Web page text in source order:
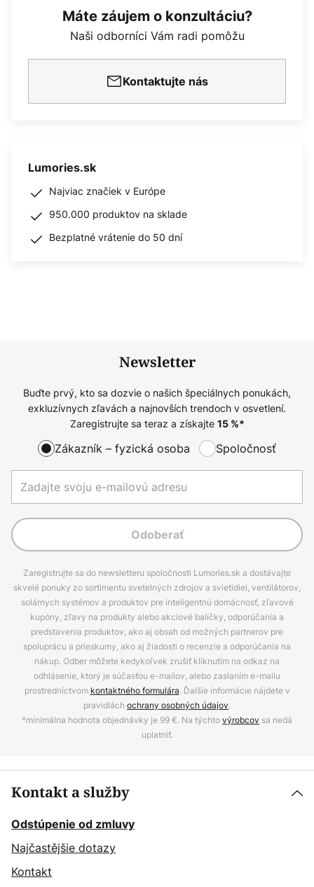
Máte záujem o konzultáciu?
Naši odborníci Vám radi pomôžu
Kontaktujte nás
Lumories.sk
Najviac značiek v Európe
950.000 produktov na sklade
Bezplatné vrátenie do 50 dní
Newsletter
Buďte prvý, kto sa dozvie o našich špeciálnych ponukách,
exkluzívnych zľavách a najnovších trendoch v osvetlení.
Zaregistrujte sa teraz a získajte 15%*
Zákazník – fyzická osoba Spoločnosť
Odoberať
Zaregistrujte sa do newsletteru spoločnosti Lumories.sk a dostávajte
skvelé ponuky zo sortimentu svetelných zdrojov a svietidiel, ventilátorov,
solárnych systémov a produktov pre inteligentnú domácnosť, zľavové
kupóny, zľavy na produkty alebo akciové balíčky, odporúčania a
predstavenia produktov, ako aj obsah od možných partnerov pre
spoluprácu a prieskumy, ako aj žiadosti o recenzie a odporúčania na
nákup. Odber môžete kedykoľvek zrušiť kliknutím na odkaz na
odhlásenie, ktorý je súčasťou e-mailov, alebo zaslaním e-mailu
prostredníctvom kontaktného formulára. Ďalšie informácie nájdete v
pravidlách ochrany osobných údajov.
*minimálna hodnota objednávky je 99 €. Na týchtovýrobcov sa nedá
uplatniť.
Kontakt a služby
Odstúpenie od zmluvy
Najčastějšie dotazy
Kontakt